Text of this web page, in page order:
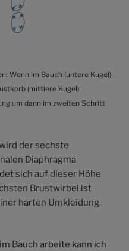
Wenn im Bauch (untere Kugel)
(mittlere Kugel)
um dann im zweiten Schritt
der sechste
Diaphragma
sich auf dieser Höhe
Brustwirbel ist
harten Umkleidung,
Bauch arbeite kann ich